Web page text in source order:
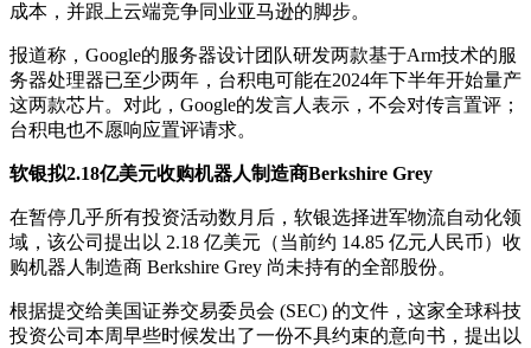
成本，并跟上云端竞争同业亚马逊的脚步。
报道称，Google的服务器设计团队研发两款基于Arm技术的服
务器处理器已至少两年，台积电可能在2024年下半年开始量产
这两款芯片。对此，Google的发言人表示，不会对传言置评；
台积电也不愿响应置评请求。
软银拟2.18亿美元收购机器人制造商Berkshire Grey
在暂停几乎所有投资活动数月后，软银选择进军物流自动化领
域，该公司提出以 2.18 亿美元（当前约 14.85 亿元人民币）收
购机器人制造商 Berkshire Grey 尚未持有的全部股份。
根据提交给美国证券交易委员会 (SEC) 的文件，这家全球科技
投资公司本周早些时候发出了一份不具约束的意向书，提出以